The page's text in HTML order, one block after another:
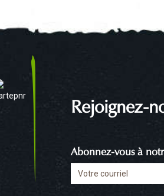
Rejoignez-
Abonnez-vous à